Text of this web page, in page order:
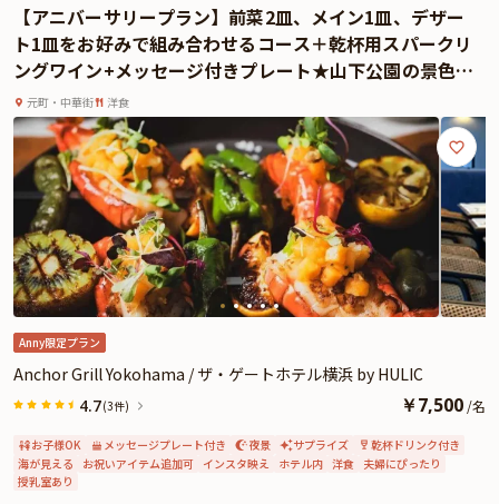
ば、空が刻々と移ろいゆく“マジックアワー”に出逢えることも。淡く染まる空
と海が織りなす幻想的なひとときは、まるで自然からの贈り物のよう。そんな
奇跡の瞬間が訪れれば、それはまさにこの夜にふさわしい、極上の演出となる
ことでしょう。
ディナーの締めくくりには、心を込めた“メッセージ付きのアニバーサリープレ
ート”をご用意。お祝いの想いをさりげなく伝えるサプライズ演出として人気
です。
さざ波の音と夜の静けさが心を癒す空間で、大切な人とゆっくりと語らいなが
ら過ごす時間。「THE HARBOR TERRACE」は、記念日や特別な夜にふさわし
い、感動と上質が織りなすレストランです。
さらに本プランでは、有料オプションでアニバーサリーにぴったりな花束・ギ
フト・カスタマイズ可能なメッセージカードなどを付けられます。メッセージ
カードは着席時に、花束やギフトはデザートタイム後のアニバーサリープレー
ト提供時にご予約主様にお渡しいたしますので、サプライズにお役立てくださ
い。詳しくは、本ページ中段の「お祝いアイテム」の欄でお選び頂けます。
【アニバーサリープラン】前菜2皿、メイン1皿、デザー
ト1皿をお好みで組み合わせるコース＋乾杯用スパークリ
ングワイン+メッセージ付きプレート★山下公園の景色と
共に祝うロマンティックな記念日
元町・中華街 洋食
Anny限定プラン
Anchor Grill Yokohama / ザ・ゲートホテル横浜 by HULIC
4.7(3件) ￥7,500 /名
お子様OK メッセージプレート付き 夜景 サプライズ
乾杯ドリンク付き
海が見える
お祝いアイテム追加可 インスタ映え ホテル内 洋食 夫婦にぴったり
授乳室あり